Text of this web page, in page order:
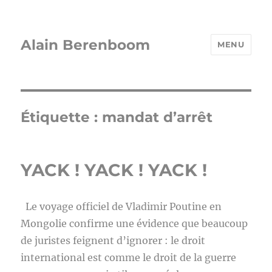
Alain Berenboom MENU
Étiquette : mandat d’arrêt
YACK ! YACK ! YACK !
Le voyage officiel de Vladimir Poutine en
Mongolie confirme une évidence que beaucoup
de juristes feignent d’ignorer : le droit
international est comme le droit de la guerre